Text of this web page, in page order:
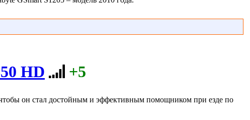
HD +5
он стал достойным и эффективным помощником при езде по